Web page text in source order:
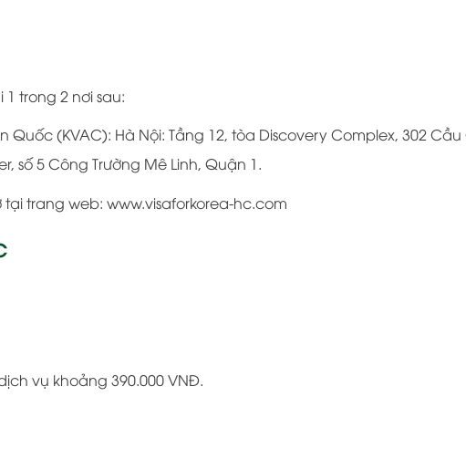
trong 2 nơi sau:
Quốc (KVAC): Hà Nội: Tầng 12, tòa Discovery Complex, 302 Cầu
số 5 Công Trường Mê Linh, Quận 1.
trang web: www.visaforkorea-hc.com
vụ khoảng 390.000 VNĐ.